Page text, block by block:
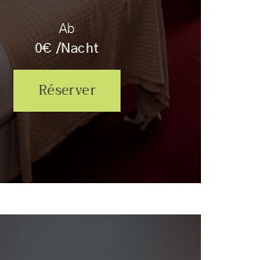
Ab
0€ /Nacht
Réserver